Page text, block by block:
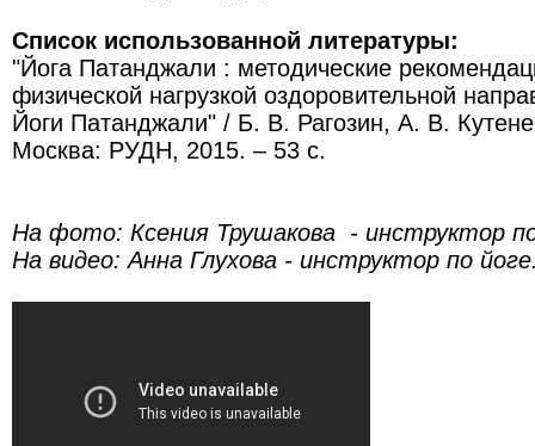
Список использованной литературы:
"Йога Патанджали : методические
физической нагрузкой оздоровительной
Йоги Патанджали" / Б. В. Рагозин, А. В.
Москва: РУДН, 2015. – 53 с.
На фото: Ксения Трушакова - инструктор
На видео: Анна Глухова - инструктор по